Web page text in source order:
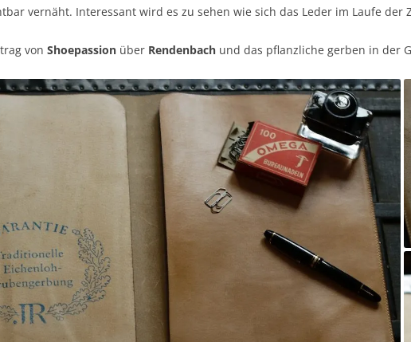
vernäht. Interessant wird es zu sehen wie sich das Leder im Laufe
von Shoepassion über Rendenbach und das pflanzliche gerben in der